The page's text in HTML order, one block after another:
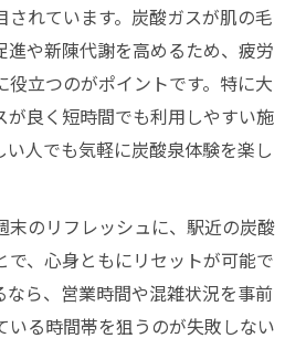
されています。炭酸ガスが肌の毛
進や新陳代謝を高めるため、疲労
役立つのがポイントです。特に大
が良く短時間でも利用しやすい施
い人でも気軽に炭酸泉体験を楽し
末のリフレッシュに、駅近の炭酸
で、心身ともにリセットが可能で
なら、営業時間や混雑状況を事前
いる時間帯を狙うのが失敗しない